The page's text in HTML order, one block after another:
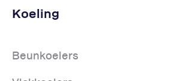
Koeling
Beunkoelers